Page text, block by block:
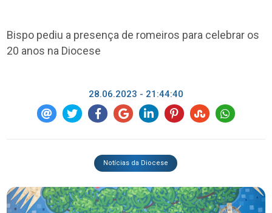
Bispo pediu a presença de romeiros para celebrar os
20 anos na Diocese
28.06.2023 - 21:44:40
Notícias da Diocese